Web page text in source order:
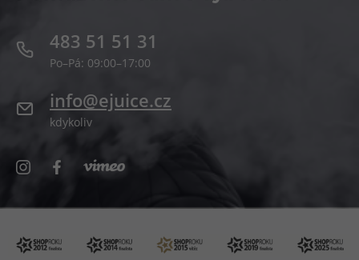
483 51 51 31
Po–Pá: 09:00–17:00
info@ejuice.cz
kdykoliv